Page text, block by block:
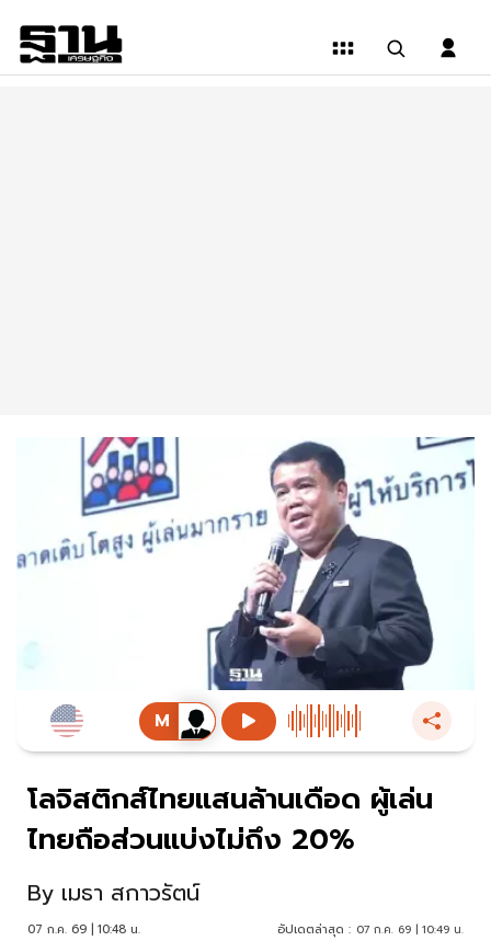
โลจิสติกส์ไทยแสนล้านเดือด ผู้เล่น
ไทยถือส่วนแบ่งไม่ถึง 20%
By เมธา สกาวรัตน์
07 ก.ค. 69 | 10:48 น. อัปเดตล่าสุด : 07 ก.ค. 69 | 10:49 น.